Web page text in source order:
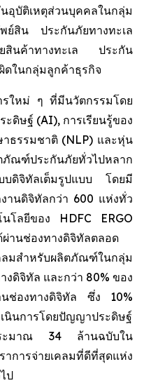
อุบัติเหตุส่วนบุคคลในกลุ่ม
ย์สิน ประกันภัยทางทะเล
สินค้าทางทะเล ประกัน
ในกลุ่มลูกค้าธุรกิจ
ใหม่ ๆ ที่มีนวัตกรรมโดย
ดิษฐ์ (AI), การเรียนรู้ของ
าธรรมชาติ (NLP) และหุ่น
ภัณฑ์ประกันภัยทั่วไปหลาก
ดิจิทัลเต็มรูปแบบ โดยมี
านดิจิทัลกว่า 600 แห่งทั่ว
โลยีของ HDFC ERGO
านช่องทางดิจิทัลตลอด
ลมสำหรับผลิตภัณฑ์ในกลุ่ม
งดิจิทัล และกว่า 80% ของ
นช่องทางดิจิทัล ซึ่ง 10%
นินการโดยปัญญาประดิษฐ์
ระมาณ 34 ล้านฉบับใน
ารจ่ายเคลมที่ดีที่สุดแห่ง
ป